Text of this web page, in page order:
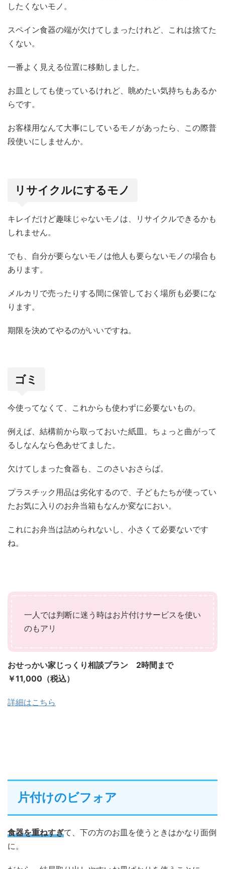
したくないモノ。
スペイン食器の端が欠けてしまったけれど、これは捨てた
くない。
一番よく見える位置に移動しました。
お皿としても使っているけれど、眺めたい気持ちもあるか
らです。
お客様用なんて大事にしているモノがあったら、この際普
段使いにしませんか。
リサイクルにするモノ
キレイだけど趣味じゃないモノは、リサイクルできるかも
しれません。
でも、自分が要らないモノは他人も要らないモノの場合も
あります。
メルカリで売ったりする間に保管しておく場所も必要にな
ります。
期限を決めてやるのがいいですね。
ゴミ
今使ってなくて、これからも使わずに必要ないもの。
例えば、結構前から取っておいた紙皿。ちょっと曲がって
るしなんなら色あせてました。
欠けてしまった食器も、このさいおさらば。
プラスチック用品は劣化するので、子どもたちが使ってい
たお気に入りのお弁当箱もなんか変なにおい。
これにお弁当は詰められないし、小さくて必要ないです
ね。
一人では判断に迷う時はお片付けサービスを使い
のもアリ
おせっかい家じっくり相談プラン 2時間まで
￥11,000（税込）
詳細はこちら
片付けのビフォア
食器を重ねすぎて、下の方のお皿を使うときはかなり面倒
に。